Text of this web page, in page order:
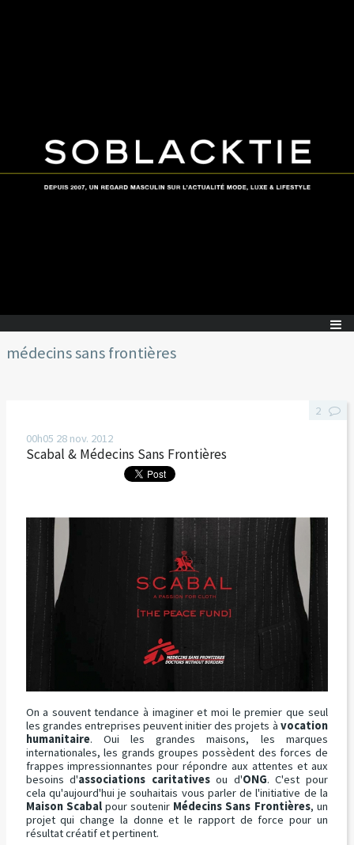
médecins sans frontières
00h05 28 nov. 2012
Scabal & Médecins Sans Frontières
On a souvent tendance à imaginer et moi le premier que seul
les grandes entreprises peuvent initier des projets à vocation
humanitaire. Oui les grandes maisons, les marques
internationales, les grands groupes possèdent des forces de
frappes impressionnantes pour répondre aux attentes et aux
besoins d'associations caritativesou d'ONG. C'est pour
cela qu'aujourd'hui je souhaitais vous parler de l'initiative de la
Maison Scabalpour soutenir Médecins Sans Frontières, un
projet qui change la donne et le rapport de force pour un
résultat créatif et pertinent.
2